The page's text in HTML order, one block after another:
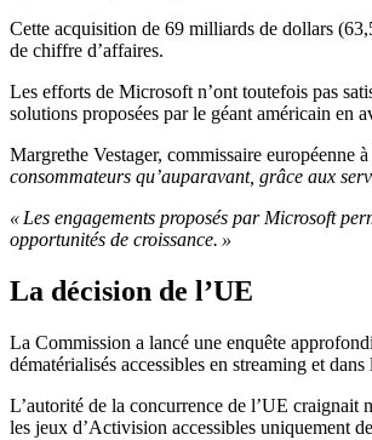
Cette acquisition de 69 milliards de dollars
de chiffre d’affaires.
Les efforts de Microsoft n’ont toutefois pas
solutions proposées par le géant américain en
Margrethe Vestager, commissaire européenne
consommateurs qu’auparavant, grâce aux
« Les engagements proposés par Microsoft
opportunités de croissance. »
La décision de l’UE
La Commission a lancé une enquête
dématérialisés accessibles en streaming et
L’autorité de la concurrence de l’UE craignait
les jeux d’Activision accessibles uniquement